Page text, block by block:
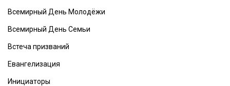
Всемирный День Молодёжи
Всемирный День Семьи
Встеча призваний
Евангелизация
Инициаторы